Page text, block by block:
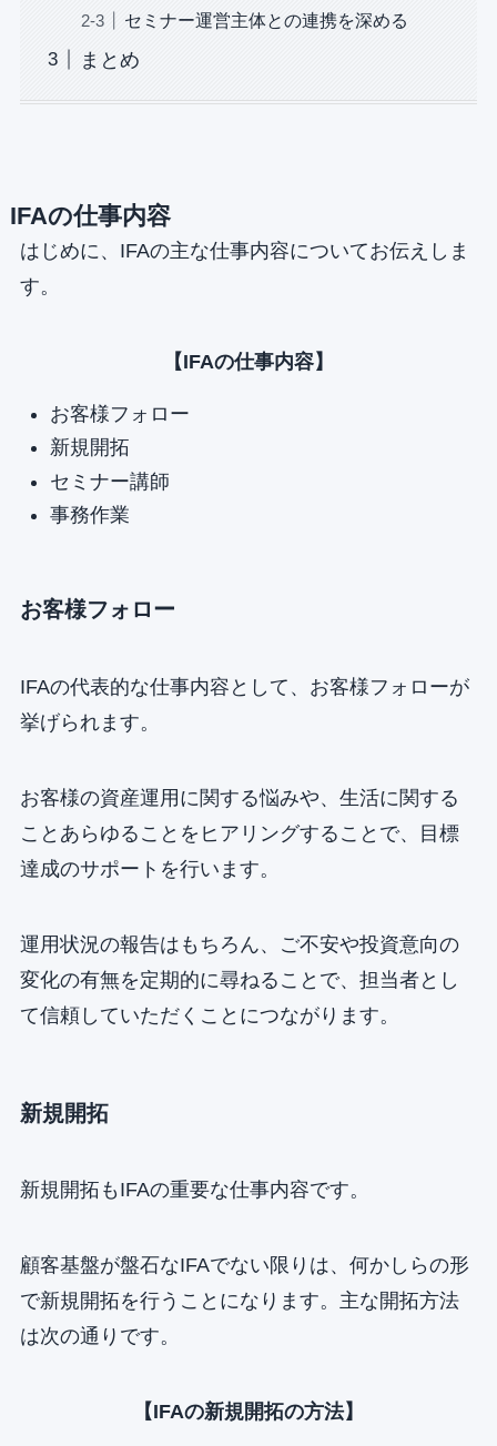
セミナー運営主体との連携を深める
まとめ
IFAの仕事内容
はじめに、IFAの主な仕事内容についてお伝えしま
す。
【IFAの仕事内容】
お客様フォロー
新規開拓
セミナー講師
事務作業
お客様フォロー
IFAの代表的な仕事内容として、お客様フォローが
挙げられます。
お客様の資産運用に関する悩みや、生活に関する
ことあらゆることをヒアリングすることで、目標
達成のサポートを行います。
運用状況の報告はもちろん、ご不安や投資意向の
変化の有無を定期的に尋ねることで、担当者とし
て信頼していただくことにつながります。
新規開拓
新規開拓もIFAの重要な仕事内容です。
顧客基盤が盤石なIFAでない限りは、何かしらの形
で新規開拓を行うことになります。主な開拓方法
は次の通りです。
【IFAの新規開拓の方法】